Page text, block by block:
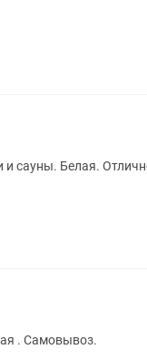
сауны. Белая.
. Самовывоз.